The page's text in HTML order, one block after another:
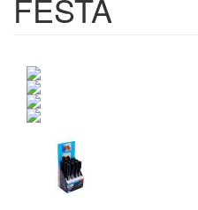
FESTA